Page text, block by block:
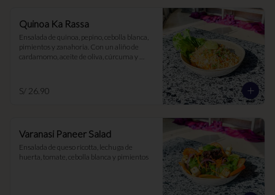
Quinoa Ka Rassa
Ensalada de quinoa, pepino, cebolla blanca,
pimientos y zanahoria. Con un aliño de
cardamomo, aceite de oliva, cúrcuma y
S/ 26.90
Varanasi Paneer Salad
Ensalada de queso ricotta, lechuga de
huerta, tomate, cebolla blanca y pimientos